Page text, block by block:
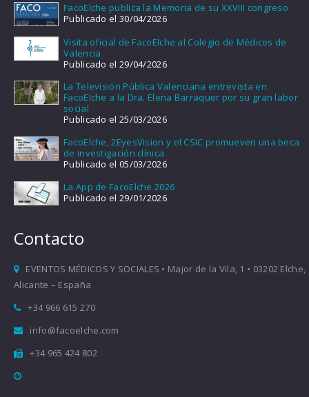
FacoElche publica la Memoria de su XXVIII congreso
Publicado el 30/04/2026
Visita oficial de FacoElche al Colegio de Médicos de
Valencia
Publicado el 29/04/2026
La Televisión Pública Valenciana entrevista en
FacoElche a la Dra. Elena Barraquer por su gran labor
social
Publicado el 25/03/2026
FacoElche, 2EyesVision y el CSIC promueven una beca
de investigación clínica
Publicado el 05/03/2026
La App de FacoElche 2026
Publicado el 29/01/2026
Contacto
EVENTOS MÉDICOS Y SOCIALES • Major de la Vila, 1 • 03202 Elche,
Alicante – España
+34 966 615 270
info@facoelche.com
+34 965 424 802